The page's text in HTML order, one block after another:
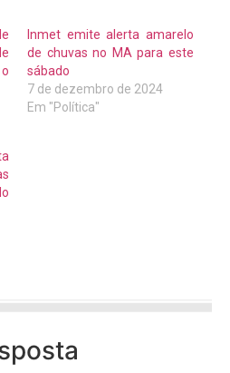
Inmet emite alerta amarelo
de chuvas no MA para este
sábado
7 de dezembro de 2024
Em "Política"